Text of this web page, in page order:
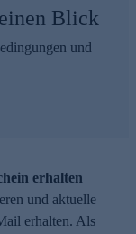
Blick
und
erhalten
und aktuelle
erhalten. Als